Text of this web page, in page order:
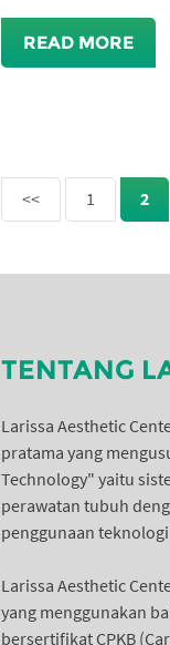
READ MORE
<< 1 2
TENTANG
Larissa Aesthetic
pratama yang
Technology" yaitu
perawatan tubuh
penggunaan
Larissa Aesthetic
yang menggunakan
bersertifikat CPKB